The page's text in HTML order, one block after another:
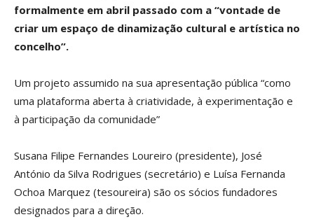
formalmente em abril passado com a “vontade de
criar um espaço de dinamização cultural e artística no
concelho”.
Um projeto assumido na sua apresentação pública “como
uma plataforma aberta à criatividade, à experimentação e
à participação da comunidade”
Susana Filipe Fernandes Loureiro (presidente), José
António da Silva Rodrigues (secretário) e Luísa Fernanda
Ochoa Marquez (tesoureira) são os sócios fundadores
designados para a direção.